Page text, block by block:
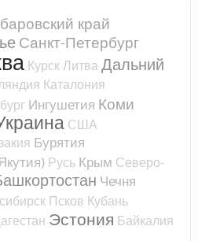
край
Санкт-Петербург
КурскЛитваДальний
Каталония
Ингушетия Коми
США
Бурятия
Русь Крым Северо-
Чечня
Псков Кубань
Эстония Байкалия